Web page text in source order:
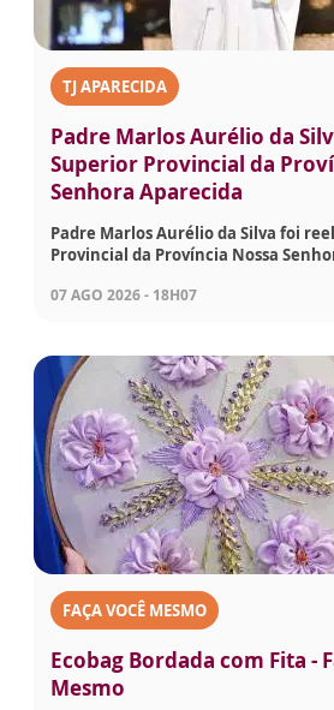
TJ APARECIDA
Padre Marlos Aurélio da
Superior Provincial da
Senhora Aparecida
Padre Marlos Aurélio da Silva foi
Provincial da Província Nossa
07 AGO 2026 - 18H07
FAÇA VOCÊ MESMO
Ecobag Bordada com Fita -
Mesmo